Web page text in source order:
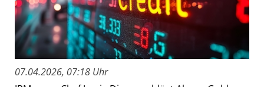
07.04.2026, 07:18 Uhr